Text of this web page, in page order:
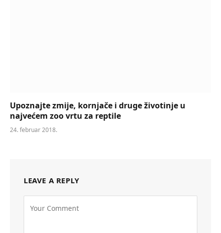
Upoznajte zmije, kornjače i druge životinje u
najvećem zoo vrtu za reptile
24. februar 2018.
LEAVE A REPLY